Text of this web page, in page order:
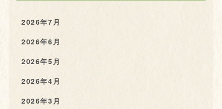
2026年7月
2026年6月
2026年5月
2026年4月
2026年3月